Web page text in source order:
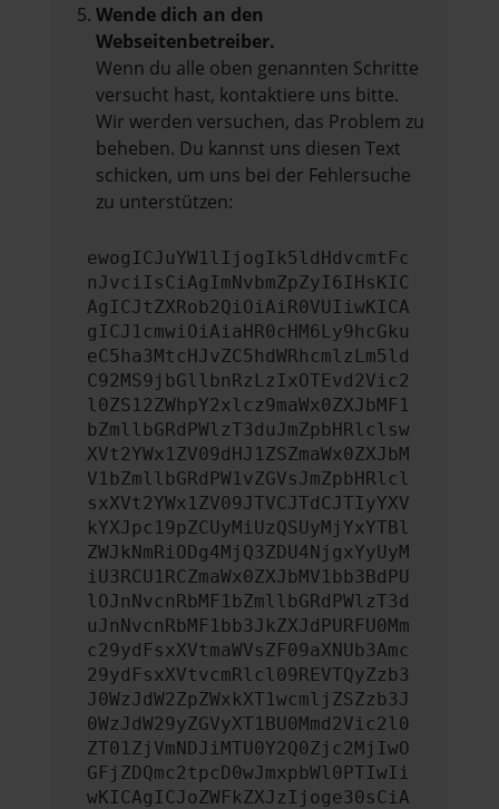
Wende dich an den
Webseitenbetreiber.
Wenn du alle oben genannten Schritte
versucht hast, kontaktiere uns bitte.
Wir werden versuchen, das Problem zu
beheben. Du kannst uns diesen Text
schicken, um uns bei der Fehlersuche
zu unterstützen:
ewogICJuYW1lIjogIk5ldHdvcmtFc
nJvciIsCiAgImNvbmZpZyI6IHsKIC
AgICJtZXRob2QiOiAiR0VUIiwKICA
gICJ1cmwiOiAiaHR0cHM6Ly9hcGku
eC5ha3MtcHJvZC5hdWRhcmlzLm5ld
C92MS9jbGllbnRzLzIxOTEvd2Vic2
l0ZS12ZWhpY2xlcz9maWx0ZXJbMF1
bZmllbGRdPWlzT3duJmZpbHRlclsw
XVt2YWx1ZV09dHJ1ZSZmaWx0ZXJbM
V1bZmllbGRdPW1vZGVsJmZpbHRlcl
sxXVt2YWx1ZV09JTVCJTdCJTIyYXV
kYXJpc19pZCUyMiUzQSUyMjYxYTBl
ZWJkNmRiODg4MjQ3ZDU4NjgxYyUyM
iU3RCU1RCZmaWx0ZXJbMV1bb3BdPU
lOJnNvcnRbMF1bZmllbGRdPWlzT3d
uJnNvcnRbMF1bb3JkZXJdPURFU0Mm
c29ydFsxXVtmaWVsZF09aXNUb3Amc
29ydFsxXVtvcmRlcl09REVTQyZzb3
J0WzJdW2ZpZWxkXT1wcmljZSZzb3J
0WzJdW29yZGVyXT1BU0Mmd2Vic2l0
ZT01ZjVmNDJiMTU0Y2Q0Zjc2MjIwO
GFjZDQmc2tpcD0wJmxpbWl0PTIwIi
wKICAgICJoZWFkZXJzIjoge30sCiA